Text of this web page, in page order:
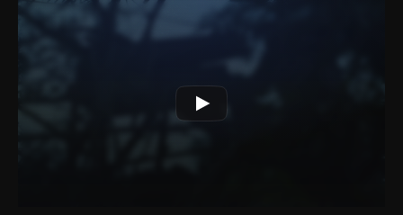
Tremors: Shrieker Island, diğer bilinen adıyla Tremors 7, Don
Michael Paul’un yönettiği ve Michael Gross’un Burt Gummer
karakteriyle yeniden seriye döndüğü aksiyon, korku ve komedi
türlerini bir araya getiren eğlenceli bir yaratık filmidir. Bu kez
uzak bir tropik adada geçen hikâye, av turizmi için kullanılan
genetiği değiştirilmiş Graboid, Shrieker ve Ass Blaster